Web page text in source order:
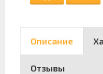
Описание
Отзывы